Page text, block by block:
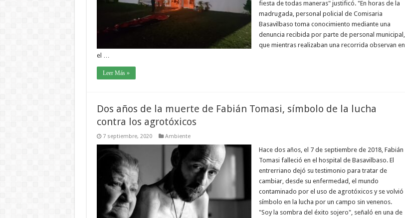
fiesta de todas maneras" justificó. "En horas de la
madrugada, personal policial de Comisaria
Basavilbaso toma conocimiento mediante una
denuncia recibida por parte de personal municipal,
que mientras realizaban una recorrida observan en
el …
Leer Más »
Dos años de la muerte de Fabián Tomasi, símbolo de la lucha
contra los agrotóxicos
7 septiembre, 2020 Ambiente
Hace dos años, el 7 de septiembre de 2018, Fabián
Tomasi falleció en el hospital de Basavilbaso. El
entrerriano dejó su testimonio para tratar de
cambiar, desde su enfermedad, el mundo
contaminado por el uso de agrotóxicos y se volvió
símbolo en la lucha por un campo sin venenos.
"Soy la sombra del éxito sojero", señaló en una de